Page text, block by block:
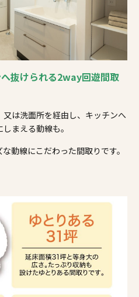
抜けられる2way回遊間取
は洗面所を経由し、キッチンへ
まえる動線も。
動線にこだわった間取りです。